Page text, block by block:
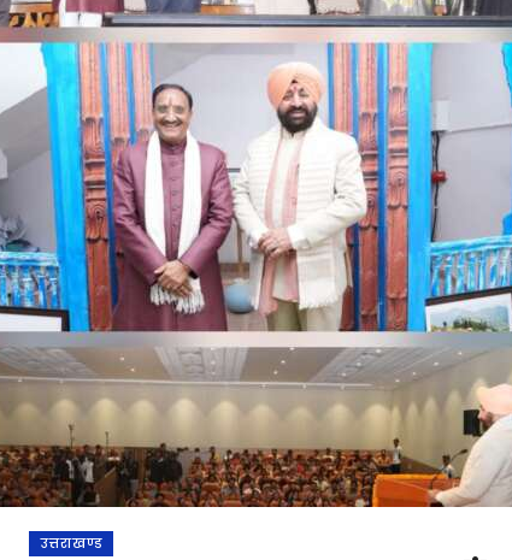
उत्तराखण्ड